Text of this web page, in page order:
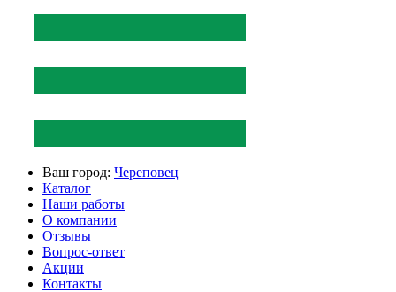
Ваш город: Череповец
Каталог
Наши работы
О компании
Отзывы
Вопрос-ответ
Акции
Контакты